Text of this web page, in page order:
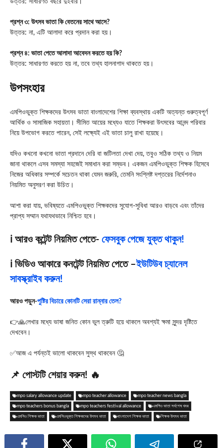
উত্তর: সাধারণত বছরে দুইবার।
প্রশ্ন ৩: উৎসব ভাতা কি বেতনের সাথে আসে?
উত্তর: না, এটি আলাদা করে প্রদান করা হয়।
প্রশ্ন ৪: ভাতা পেতে আলাদা আবেদন করতে হয় কি?
উত্তর: সাধারণত করতে হয় না, তবে তথ্য হালনাগাদ থাকতে হয়।
উপসংহার
এমপিওভুক্ত শিক্ষকদের উৎসব ভাতা বাংলাদেশের শিক্ষা ব্যবস্থায় একটি অত্যন্ত গুরুত্বপূর্ণ
আর্থিক ও সামাজিক সহায়তা। সীমিত আয়ের মধ্যেও যাতে শিক্ষকরা উৎসবের আনন্দ পরিবার
নিয়ে উপভোগ করতে পারেন, সেই লক্ষ্যেই এই ভাতা চালু রাখা হয়েছে।
যদিও কখনো কখনো ভাতা প্রদানে দেরি বা জটিলতা দেখা দেয়, তবুও সঠিক তথ্য ও নিয়ম
জানা থাকলে এসব সমস্যা সহজেই সমাধান করা সম্ভব। একজন এমপিওভুক্ত শিক্ষক হিসেবে
নিজের অধিকার সম্পর্কে সচেতন থাকা যেমন জরুরি, তেমনি সংশ্লিষ্ট দপ্তরের নির্দেশনাও
নিয়মিত অনুসরণ করা উচিত।
আশা করা যায়, ভবিষ্যতে এমপিওভুক্ত শিক্ষকদের সুযোগ-সুবিধা আরও বাড়বে এবং তাঁদের
প্রাপ্য সম্মান যথাযথভাবে নিশ্চিত হবে।
ℹ️ আরও কন্টেন্ট নিয়মিত পেতে- ফেসবুক পেজে যুক্ত থাকুন!
ℹ️ ভিডিও আকারে কনটেন্ট নিয়মিত পেতে –ইউটিউব চ্যানেল
সাবস্ক্রাইব করুন!
আরও পড়ুন-পুষ্টির বিচারে কোনটি সেরা রান্নার তেল?
👉🙏লেখার মধ্যে ভাষা জনিত কোন ভুল ত্রুটি হয়ে থাকলে অবশ্যই ক্ষমা সুন্দর দৃষ্টিতে
দেখবেন।
✅আজ এ পর্যন্তই ভালো থাকবেন সুস্থ থাকবেন 🤔
📌 পোস্টটি শেয়ার করুন! 🔥
mpo salary allowance update mpo teacher allowance mpo teacher news bangla
mpo teachers bonus bangla mpo teachers festival allowance এমপিও ভাতা সর্বশেষ খবর
এমপিও শিক্ষক ভাতা এমপিওভুক্ত শিক্ষকদের উৎসব ভাতা বাংলাদেশ শিক্ষক ভাতা শিক্ষক উৎসব ভাতা